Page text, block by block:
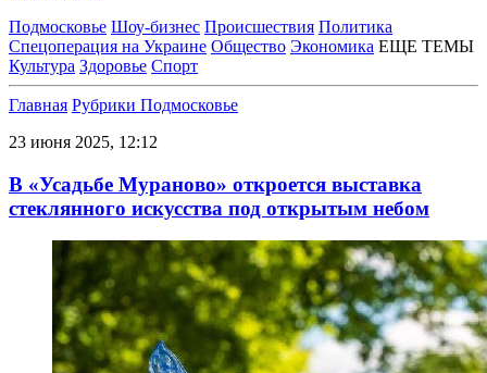
Подмосковье Шоу-бизнес Происшествия Политика
Спецоперация на Украине Общество Экономика ЕЩЕ ТЕМЫ
Культура Здоровье Спорт
Главная Рубрики Подмосковье
23 июня 2025, 12:12
В «Усадьбе Мураново» откроется выставка
стеклянного искусства под открытым небом